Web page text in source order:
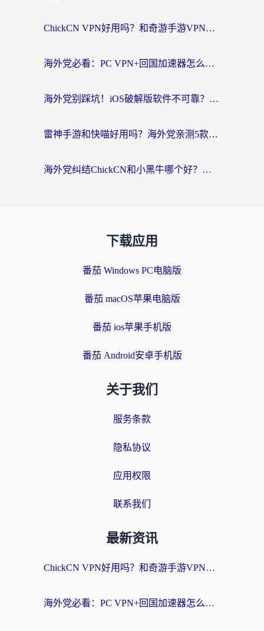
ChickCN VPN好用吗？和奇游手游VPN对比哪个回国效果更好？海外党亲测实用指南
海外党必看：PC VPN+回国加速器怎么选？无缝访问国内资源全攻略
海外党别踩坑！iOS破解版软件不可靠？教你选对回国加速器无缝看国内资源
雷神手游和快喵好用吗？海外党亲测5款回国加速器，附斧牛Bling对比+微信视频号解决办法
海外党纠结ChickCN和小黑牛哪个好？一篇帮你选对回国加速器的实用指南
下载应用
番茄 Windows PC电脑版
番茄 macOS苹果电脑版
番茄 ios苹果手机版
番茄 Android安卓手机版
关于我们
服务条款
隐私协议
应用权限
联系我们
最新资讯
ChickCN VPN好用吗？和奇游手游VPN对比哪个回国效果更好？海外党亲测实用指南
海外党必看：PC VPN+回国加速器怎么选？无缝访问国内资源全攻略